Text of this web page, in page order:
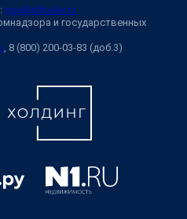
ngs@shkulev.ru
и государственных
, 8 (800) 200-03-83 (доб.3)